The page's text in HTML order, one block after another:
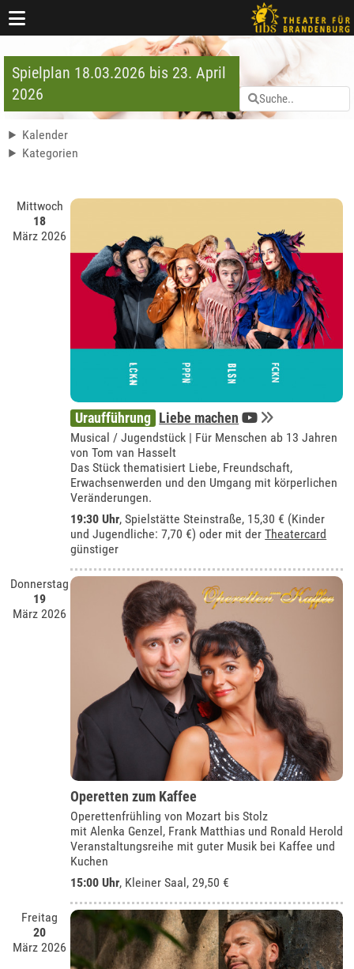
Spielplan 18.03.2026 bis 23. April
2026
Kalender
Kategorien
Mittwoch
18
März 2026
Uraufführung Liebe machen
Musical / Jugendstück | Für Menschen ab 13 Jahren
von Tom van Hasselt
Das Stück thematisiert Liebe, Freundschaft,
Erwachsenwerden und den Umgang mit körperlichen
Veränderungen.
19:30 Uhr, Spielstätte Steinstraße, 15,30 € (Kinder
und Jugendliche: 7,70 €) oder mit derTheatercard
günstiger
Donnerstag
19
März 2026
Operetten zum Kaffee
Operettenfrühling von Mozart bis Stolz
mit Alenka Genzel, Frank Matthias und Ronald Herold
Veranstaltungsreihe mit guter Musik bei Kaffee und
Kuchen
15:00 Uhr, Kleiner Saal, 29,50 €
Freitag
20
März 2026